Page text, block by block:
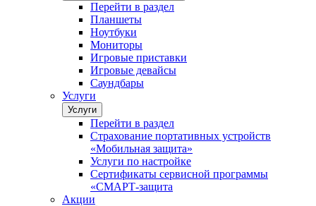
Перейти в раздел
Планшеты
Ноутбуки
Мониторы
Игровые приставки
Игровые девайсы
Саундбары
Услуги
Услуги
Перейти в раздел
Страхование портативных устройств
«Мобильная защита»
Услуги по настройке
Сертификаты сервисной программы
«СМАРТ-защита
Акции